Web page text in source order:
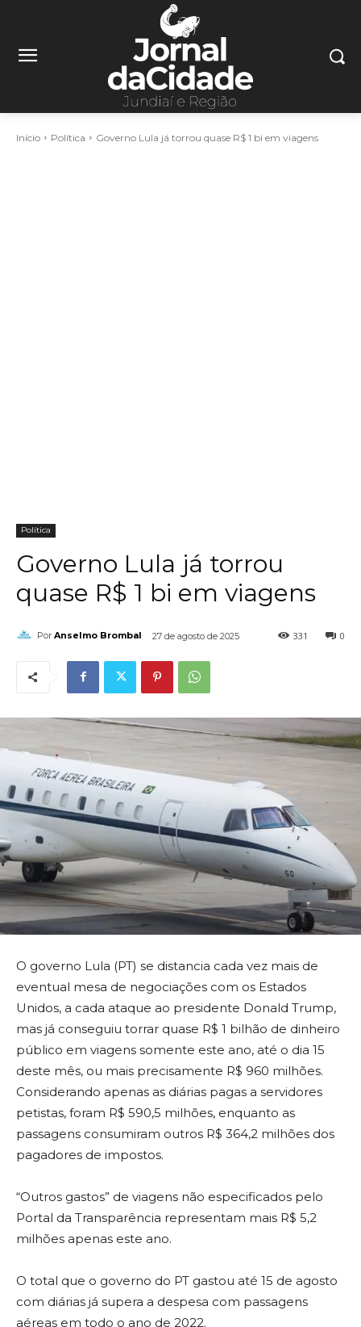
Início Política Governo Lula já torrou quase R$ 1 bi em viagens
Política
Governo Lula já torrou
quase R$ 1 bi em viagens
Por Anselmo Brombal 27 de agosto de 2025 0
331
O governo Lula (PT) se distancia cada vez mais de
eventual mesa de negociações com os Estados
Unidos, a cada ataque ao presidente Donald Trump,
mas já conseguiu torrar quase R$ 1 bilhão de dinheiro
público em viagens somente este ano, até o dia 15
deste mês, ou mais precisamente R$ 960 milhões.
Considerando apenas as diárias pagas a servidores
petistas, foram R$ 590,5 milhões, enquanto as
passagens consumiram outros R$ 364,2 milhões dos
pagadores de impostos.
“Outros gastos” de viagens não especificados pelo
Portal da Transparência representam mais R$ 5,2
milhões apenas este ano.
O total que o governo do PT gastou até 15 de agosto
com diárias já supera a despesa com passagens
aéreas em todo o ano de 2022.